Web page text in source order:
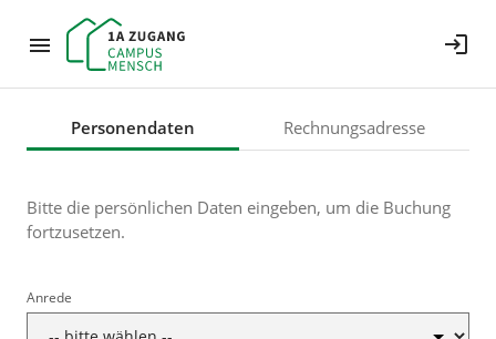
login
Personendaten Rechnungsadresse
Bitte die persönlichen Daten eingeben, um die Buchung
fortzusetzen.
Anrede